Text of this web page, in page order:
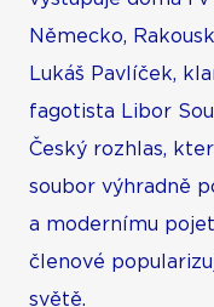
Německo,
Lukáš Pavlíček,
fagotista Libor
Český rozhlas,
soubor výhradně
a modernímu
členové
světě.